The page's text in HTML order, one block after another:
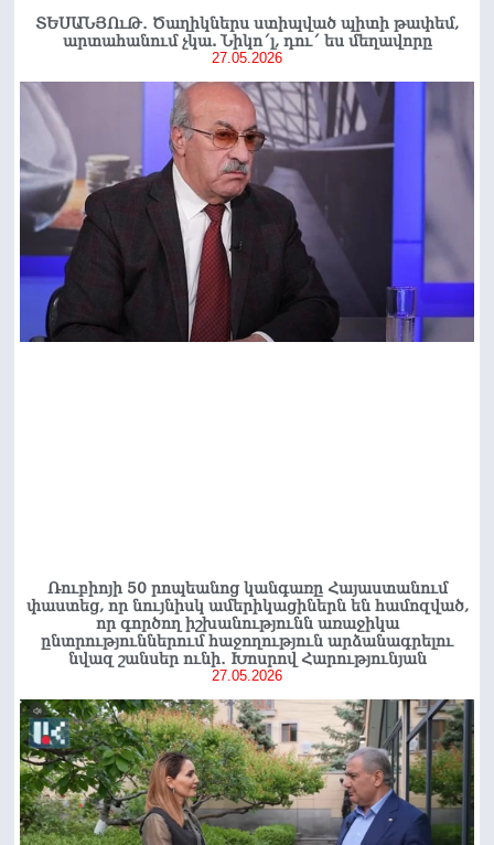
ՏԵՍԱՆՅՈւԹ․ Ծաղիկներս ստիպված պիտի թափեմ,
արտահանում չկա. Նիկո´լ, դու´ ես մեղավորը
27.05.2026
Ռուբիոյի 50 րոպեանոց կանգառը Հայաստանում
փաստեց, որ նույնիսկ ամերիկացիներն են համոզված,
որ գործող իշխանությունն առաջիկա
ընտրություններում հաջողություն արձանագրելու
նվազ շանսեր ունի․ Խոսրով Հարությունյան
27.05.2026